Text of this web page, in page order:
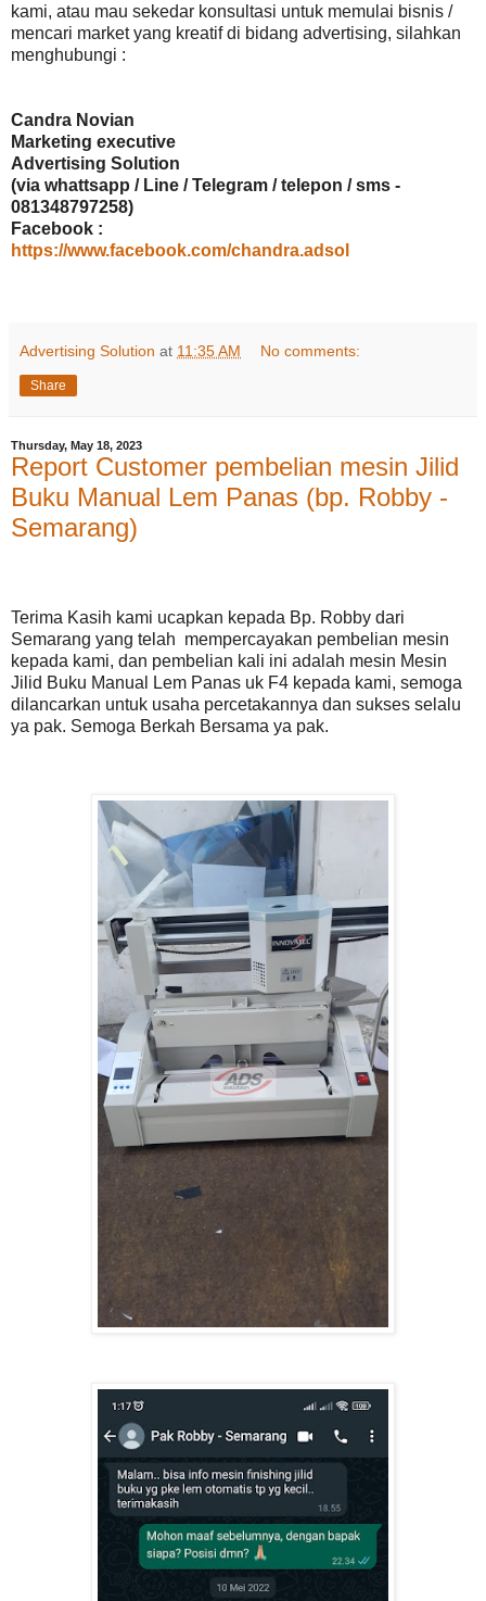
kami, atau mau sekedar konsultasi untuk memulai bisnis /
mencari market yang kreatif di bidang advertising, silahkan
menghubungi :
Candra Novian
Marketing executive
Advertising Solution
(via whattsapp / Line / Telegram / telepon / sms -
081348797258)
Facebook :
https://www.facebook.com/chandra.adsol
Advertising Solution at 11:35 AM No comments:
Share
Thursday, May 18, 2023
Report Customer pembelian mesin Jilid
Buku Manual Lem Panas (bp. Robby -
Semarang)
Terima Kasih kami ucapkan kepada Bp. Robby dari
Semarang yang telah mempercayakan pembelian mesin
kepada kami, dan pembelian kali ini adalah mesin Mesin
Jilid Buku Manual Lem Panas uk F4 kepada kami, semoga
dilancarkan untuk usaha percetakannya dan sukses selalu
ya pak. Semoga Berkah Bersama ya pak.